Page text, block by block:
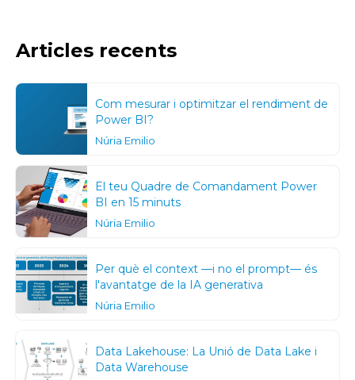
Articles recents
Com mesurar i optimitzar el rendiment de
Power BI?
Núria Emilio
El teu Quadre de Comandament Power
BI en 15 minuts
Núria Emilio
Per què el context —i no el prompt— és
l'avantatge de la IA generativa
Núria Emilio
Data Lakehouse: La Unió de Data Lake i
Data Warehouse